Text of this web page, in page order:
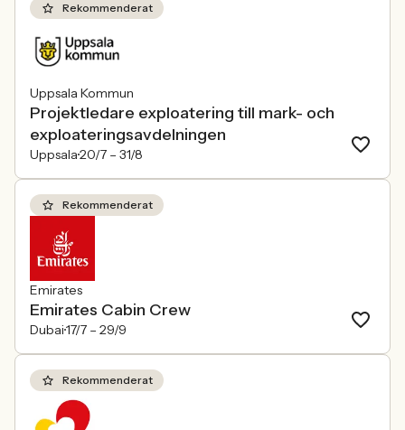
Rekommenderat
Uppsala Kommun
Projektledare exploatering till mark- och
exploateringsavdelningen
Uppsala20/7 – 31/8
Rekommenderat
Emirates
Emirates Cabin Crew
Dubai17/7 – 29/9
Rekommenderat